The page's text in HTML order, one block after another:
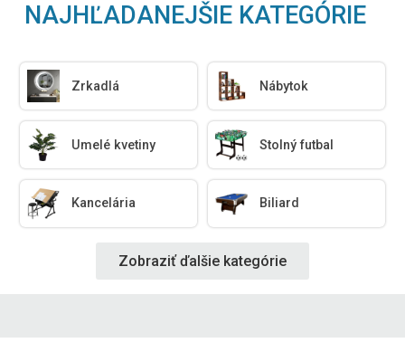
NAJHĽADANEJŠIE KATEGÓRIE
Zrkadlá Nábytok
Umelé kvetiny Stolný futbal
Kancelária Biliard
Zobraziť ďalšie kategórie